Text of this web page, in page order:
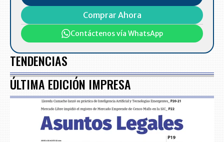
Comprar Ahora
Contáctenos vía WhatsApp
TENDENCIAS
ÚLTIMA EDICIÓN IMPRESA